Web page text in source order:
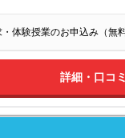
体験授業のお申込み（無料
詳細・口コミ